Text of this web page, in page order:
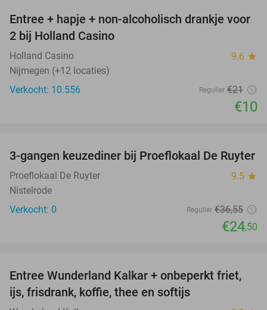
52%
Entree + hapje + non-alcoholisch drankje voor
2 bij Holland Casino
Holland Casino 9.6 star
Nijmegen (+12 locaties)
Verkocht: 10.556
Regulier €21
€10
33%
NEW
TODAY
3-gangen keuzediner bij Proeflokaal De Ruyter
Proeflokaal De Ruyter 9.5 star
Nistelrode
Verkocht: 0
Regulier €36,55
€24,50
32%
Entree Wunderland Kalkar + onbeperkt friet,
ijs, frisdrank, koffie, thee en softijs